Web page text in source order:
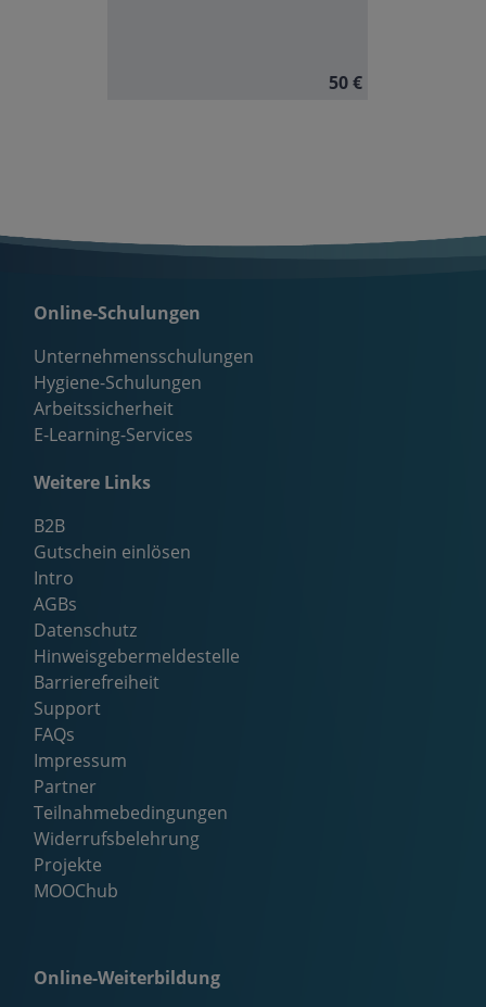
50 €
Online-Schulungen
Unternehmensschulungen
Hygiene-Schulungen
Arbeitssicherheit
E-Learning-Services
Weitere Links
B2B
Gutschein einlösen
Intro
AGBs
Datenschutz
Hinweisgebermeldestelle
Barrierefreiheit
Support
FAQs
Impressum
Partner
Teilnahmebedingungen
Widerrufsbelehrung
Projekte
MOOChub
Online-Weiterbildung